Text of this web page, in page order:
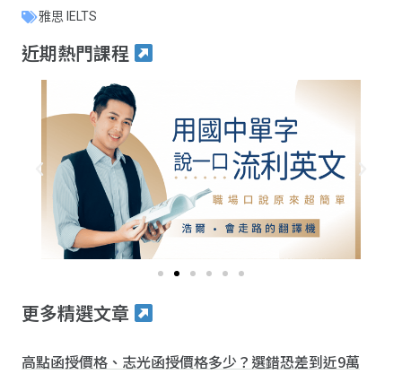
雅思 IELTS
近期熱門課程
更多精選文章
高點函授價格、志光函授價格多少？選錯恐差到近9萬